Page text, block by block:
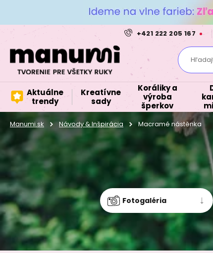
+421 222 205 167
Aktuálne
trendy
Kreatívne
sady
Koráliky a
výroba
šperkov
Manumi.sk Návody & Inšpirácia Macramé nástěnka
Fotogaléria